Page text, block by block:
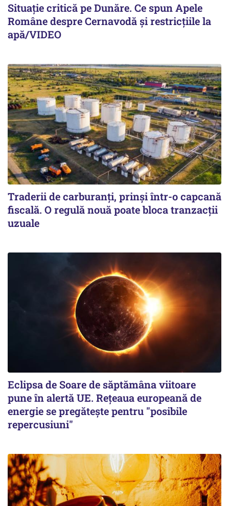
Situație critică pe Dunăre. Ce spun Apele
Române despre Cernavodă și restricțiile la
apă/VIDEO
Traderii de carburanți, prinși într-o capcană
fiscală. O regulă nouă poate bloca tranzacții
uzuale
Eclipsa de Soare de săptămâna viitoare
pune în alertă UE. Rețeaua europeană de
energie se pregătește pentru "posibile
repercusiuni"